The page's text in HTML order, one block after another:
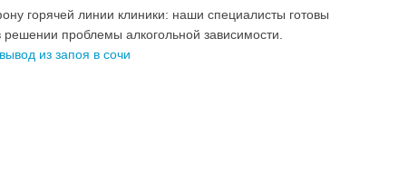
горячей линии клиники: наши специалисты готовы
проблемы алкогольной зависимости.
из запоя в сочи